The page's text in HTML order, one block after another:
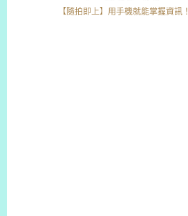
【隨拍即上】用手機就能掌握資訊！